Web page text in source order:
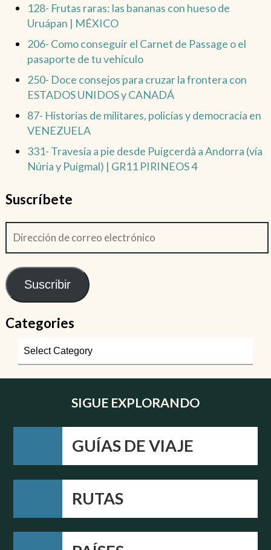
128- Frutas raras: las bananas con hueso de
Uruápan | MÉXICO
206- Como conseguir el Carnet de Passage o el
pasaporte de tu vehículo
250- Doce consejos para cruzar la frontera con
ESTADOS UNIDOS y CANADÁ
87- Historias de militares, policías y democracia en
VENEZUELA
331- Travesía a pie desde Puigcerdà a Andorra (vía
Núria y Puigmal) | GR11 PIRINEOS 4
Suscríbete
Suscribir
Categories
SIGUE EXPLORANDO
GUÍAS DE VIAJE
RUTAS